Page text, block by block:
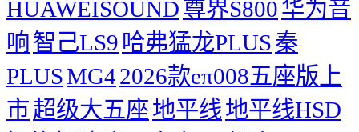
HUAWEISOUND尊界S800华为音
响智己LS9 哈弗猛龙PLUS秦
PLUSMG42026款eπ008五座版上
市超级大五座地平线地平线HSD